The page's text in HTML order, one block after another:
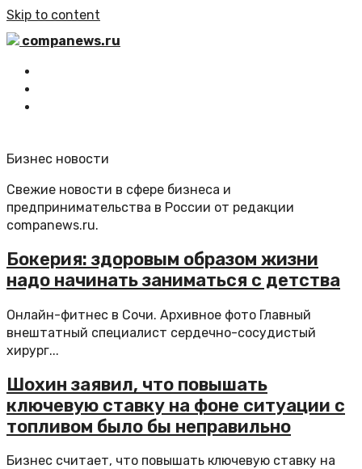
Skip to content
companews.ru
Бизнес новости
Свежие новости в сфере бизнеса и
предпринимательства в России от редакции
companews.ru.
Бокерия: здоровым образом жизни
надо начинать заниматься с детства
Онлайн-фитнес в Сочи. Архивное фото Главный
внештатный специалист сердечно-сосудистый
хирург...
Шохин заявил, что повышать
ключевую ставку на фоне ситуации с
топливом было бы неправильно
Бизнес считает, что повышать ключевую ставку на